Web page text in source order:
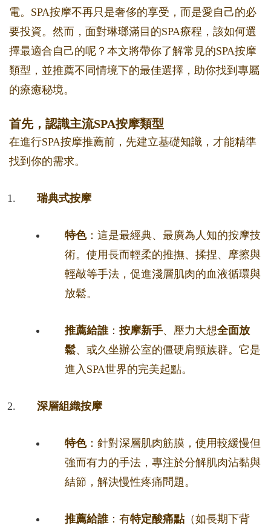
電。SPA按摩不再只是奢侈的享受，而是愛自己的必
要投資。然而，面對琳瑯滿目的SPA療程，該如何選
擇最適合自己的呢？本文將帶你了解常見的SPA按摩
類型，並推薦不同情境下的最佳選擇，助你找到專屬
的療癒秘境。
首先，認識主流SPA按摩類型
在進行SPA按摩推薦前，先建立基礎知識，才能精準
找到你的需求。
瑞典式按摩
特色：這是最經典、最廣為人知的按摩技
術。使用長而輕柔的推撫、揉捏、摩擦與
輕敲等手法，促進淺層肌肉的血液循環與
放鬆。
推薦給誰： 按摩新手、壓力大想全面放
鬆、或久坐辦公室的僵硬肩頸族群。它是
進入SPA世界的完美起點。
深層組織按摩
特色：針對深層肌肉筋膜，使用較緩慢但
強而有力的手法，專注於分解肌肉沾黏與
結節，解決慢性疼痛問題。
推薦給誰：有特定酸痛點（如長期下背